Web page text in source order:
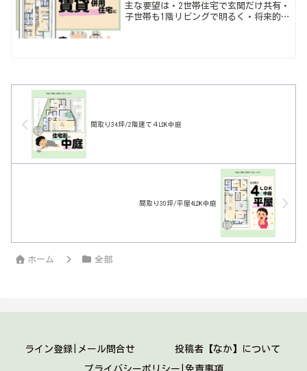
主な要望は・2世帯住宅で玄関だけ共有・
子世帯も1階リビングで明るく・将来的に
くなかったのでこの間取り。いい感じに
間取り34坪/2階建て４LDK中庭
間取り30坪/平屋4LDK中庭
ホーム 全部
ライン登録|メール問合せ 投稿者【なか】について
プライバシーポリシー|免責事項